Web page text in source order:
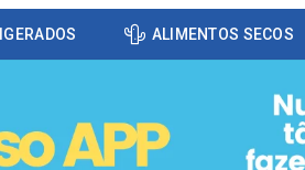
ALIMENTOS SECOS